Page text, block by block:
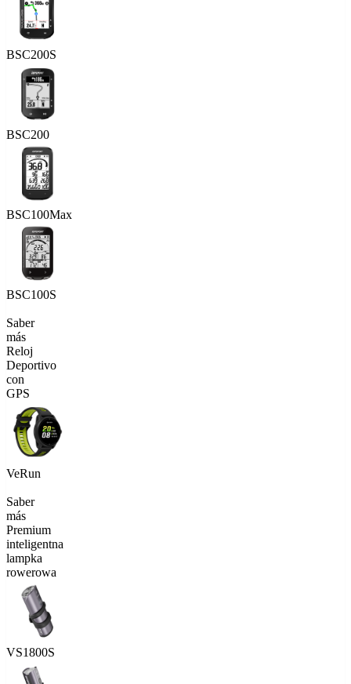
BSC200S
BSC200
BSC100Max
BSC100S
Saber
más
Reloj
Deportivo
con
GPS
VeRun
Saber
más
Premium
inteligentna
lampka
rowerowa
VS1800S